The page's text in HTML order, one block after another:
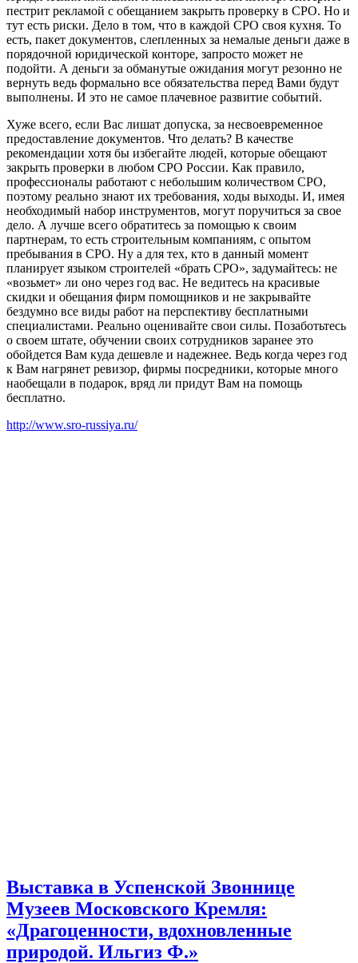
пестрит рекламой с обещанием закрыть проверку в СРО. Но и
тут есть риски. Дело в том, что в каждой СРО своя кухня. То
есть, пакет документов, слепленных за немалые деньги даже в
порядочной юридической конторе, запросто может не
подойти. А деньги за обманутые ожидания могут резонно не
вернуть ведь формально все обязательства перед Вами будут
выполнены. И это не самое плачевное развитие событий.
Хуже всего, если Вас лишат допуска, за несвоевременное
предоставление документов. Что делать? В качестве
рекомендации хотя бы избегайте людей, которые обещают
закрыть проверки в любом СРО России. Как правило,
профессионалы работают с небольшим количеством СРО,
поэтому реально знают их требования, ходы выходы. И, имея
необходимый набор инструментов, могут поручиться за свое
дело. А лучше всего обратитесь за помощью к своим
партнерам, то есть строительным компаниям, с опытом
пребывания в СРО. Ну а для тех, кто в данный момент
планирует языком строителей «брать СРО», задумайтесь: не
«возьмет» ли оно через год вас. Не ведитесь на красивые
скидки и обещания фирм помощников и не закрывайте
бездумно все виды работ на перспективу бесплатными
специалистами. Реально оценивайте свои силы. Позаботьтесь
о своем штате, обучении своих сотрудников заранее это
обойдется Вам куда дешевле и надежнее. Ведь когда через год
к Вам нагрянет ревизор, фирмы посредники, которые много
наобещали в подарок, вряд ли придут Вам на помощь
бесплатно.
http://www.sro-russiya.ru/
Выставка в Успенской Звоннице
Музеев Московского Кремля:
«Драгоценности, вдохновленные
природой. Ильгиз Ф.»